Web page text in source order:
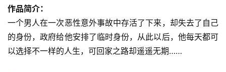
作品简介：
一个男人在一次恶性意外事故中存活了下来，却失去了自己
的身份，政府给他安排了临时身份，从此以后，他每天都可
以选择不一样的人生，可回家之路却遥遥无期……